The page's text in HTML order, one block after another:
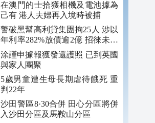
在澳門的士拾獲相機及電池據為
己有 港人夫婦再入境時被捕
警破黑幫高利貸集團拘25人 涉以
年利率282%放債逾2億 招徠未成
年追數
涂謹申據報獲發還護照 已到英國
與家人團聚
5歲男童遭生母長期虐待餓死 重
判22年
沙田警區8·30合併 田心分區將併
入沙田分區及馬鞍山分區